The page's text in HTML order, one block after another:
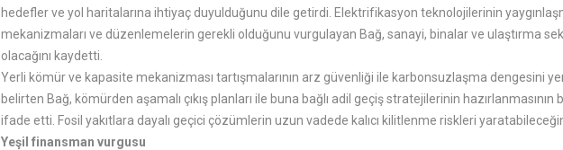
hedefler ve yol haritalarına ihtiyaç duyulduğunu dile getirdi. Elektrifikasyon teknolojilerinin
mekanizmaları ve düzenlemelerin gerekli olduğunu vurgulayan Bağ, sanayi, binalar ve ulaştırma
olacağını kaydetti.
Yerli kömür ve kapasite mekanizması tartışmalarının arz güvenliği ile karbonsuzlaşma dengesini
belirten Bağ, kömürden aşamalı çıkış planları ile buna bağlı adil geçiş stratejilerinin hazırlanmasının
ifade etti. Fosil yakıtlara dayalı geçici çözümlerin uzun vadede kalıcı kilitlenme riskleri
Yeşil finansman vurgusu